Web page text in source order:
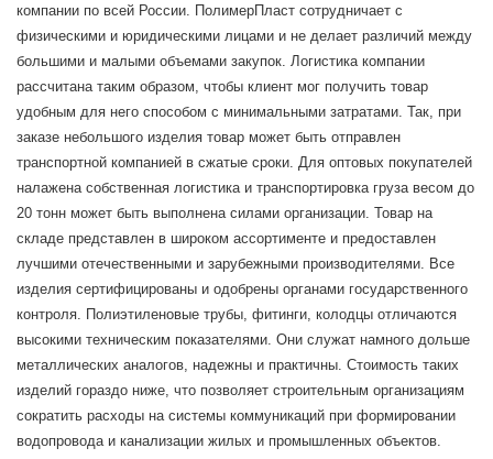
компании по всей России. ПолимерПласт сотрудничает с
физическими и юридическими лицами и не делает различий между
большими и малыми объемами закупок. Логистика компании
рассчитана таким образом, чтобы клиент мог получить товар
удобным для него способом с минимальными затратами. Так, при
заказе небольшого изделия товар может быть отправлен
транспортной компанией в сжатые сроки. Для оптовых покупателей
налажена собственная логистика и транспортировка груза весом до
20 тонн может быть выполнена силами организации. Товар на
складе представлен в широком ассортименте и предоставлен
лучшими отечественными и зарубежными производителями. Все
изделия сертифицированы и одобрены органами государственного
контроля. Полиэтиленовые трубы, фитинги, колодцы отличаются
высокими техническим показателями. Они служат намного дольше
металлических аналогов, надежны и практичны. Стоимость таких
изделий гораздо ниже, что позволяет строительным организациям
сократить расходы на системы коммуникаций при формировании
водопровода и канализации жилых и промышленных объектов.